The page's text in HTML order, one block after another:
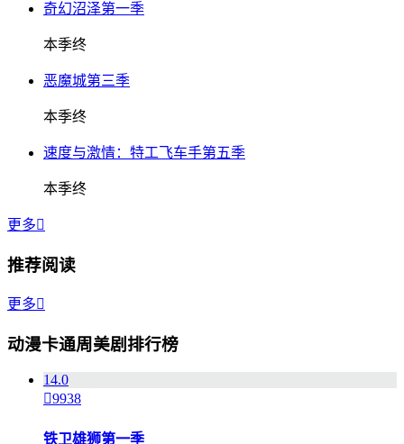
奇幻沼泽第一季
本季终
恶魔城第三季
本季终
速度与激情：特工飞车手第五季
本季终
更多
推荐阅读
更多
动漫卡通周美剧排行榜
14.0
9938
铁卫雄狮第一季